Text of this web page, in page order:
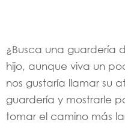
¿Busca una guardería
hijo, aunque viva un
nos gustaría llamar su
guardería y mostrarle
tomar el camino más